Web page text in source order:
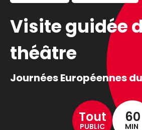
Visite guidée
théâtre
Journées Européennes
Tout
PUBLIC
60
MIN